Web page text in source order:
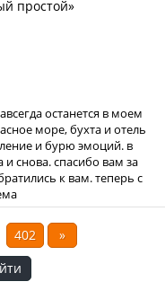
останется в моем
море, бухта и отель
и бурю эмоций. в
и снова. спасибо вам за
к вам. теперь с
402
»